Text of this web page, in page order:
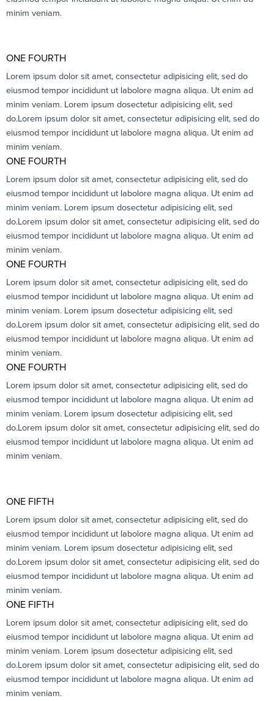
minim veniam.
ONE FOURTH
Lorem ipsum dolor sit amet, consectetur adipisicing elit, sed do
eiusmod tempor incididunt ut labolore magna aliqua. Ut enim ad
minim veniam. Lorem ipsum dosectetur adipisicing elit, sed
do.Lorem ipsum dolor sit amet, consectetur adipisicing elit, sed do
eiusmod tempor incididunt ut labolore magna aliqua. Ut enim ad
minim veniam.
ONE FOURTH
Lorem ipsum dolor sit amet, consectetur adipisicing elit, sed do
eiusmod tempor incididunt ut labolore magna aliqua. Ut enim ad
minim veniam. Lorem ipsum dosectetur adipisicing elit, sed
do.Lorem ipsum dolor sit amet, consectetur adipisicing elit, sed do
eiusmod tempor incididunt ut labolore magna aliqua. Ut enim ad
minim veniam.
ONE FOURTH
Lorem ipsum dolor sit amet, consectetur adipisicing elit, sed do
eiusmod tempor incididunt ut labolore magna aliqua. Ut enim ad
minim veniam. Lorem ipsum dosectetur adipisicing elit, sed
do.Lorem ipsum dolor sit amet, consectetur adipisicing elit, sed do
eiusmod tempor incididunt ut labolore magna aliqua. Ut enim ad
minim veniam.
ONE FOURTH
Lorem ipsum dolor sit amet, consectetur adipisicing elit, sed do
eiusmod tempor incididunt ut labolore magna aliqua. Ut enim ad
minim veniam. Lorem ipsum dosectetur adipisicing elit, sed
do.Lorem ipsum dolor sit amet, consectetur adipisicing elit, sed do
eiusmod tempor incididunt ut labolore magna aliqua. Ut enim ad
minim veniam.
ONE FIFTH
Lorem ipsum dolor sit amet, consectetur adipisicing elit, sed do
eiusmod tempor incididunt ut labolore magna aliqua. Ut enim ad
minim veniam. Lorem ipsum dosectetur adipisicing elit, sed
do.Lorem ipsum dolor sit amet, consectetur adipisicing elit, sed do
eiusmod tempor incididunt ut labolore magna aliqua. Ut enim ad
minim veniam.
ONE FIFTH
Lorem ipsum dolor sit amet, consectetur adipisicing elit, sed do
eiusmod tempor incididunt ut labolore magna aliqua. Ut enim ad
minim veniam. Lorem ipsum dosectetur adipisicing elit, sed
do.Lorem ipsum dolor sit amet, consectetur adipisicing elit, sed do
eiusmod tempor incididunt ut labolore magna aliqua. Ut enim ad
minim veniam.